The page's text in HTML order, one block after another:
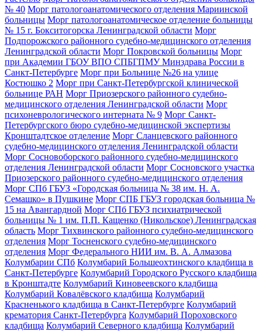
№ 40 Морг патологоанатомического отделения Мариинской
больницы Морг патологоанатомическое отделение больницы
№ 15 г. Бокситогорска Ленинградской области Морг
Подпорожского районного судебно-медицинского отделения
Ленинградской области Морг Покровской больницы Морг
при Академии ГБОУ ВПО СПБГПМУ Минздрава России в
Санкт-Петербурге Морг при Больнице №26 на улице
Костюшко 2 Морг при Санкт-Петербургской клинической
больнице РАН Морг Приозерского районного судебно-
медицинского отделения Ленинградской области Морг
психоневрологического интерната № 9 Морг Санкт-
Петербургского бюро судебно-медицинской экспертизы
Кронштадтское отделение Морг Сланцевского районного
судебно-медицинского отделения Ленинградской области
Морг Сосновоборского районного судебно-медицинского
отделения Ленинградской области Морг Сосновского участка
Приозерского районного судебно-медицинского отделения
Морг СПб ГБУЗ «Городская больница № 38 им. Н. А.
Семашко» в Пушкине Морг СПБ ГБУЗ городская больница №
15 на Авангардной Морг СПб ГБУЗ психиатрической
больницы № 1 им. П.П. Кащенко (Никольское) Ленинградская
область Морг Тихвинского районного судебно-медицинского
отделения Морг Тосненского судебно-медицинского
отделения Морг Федерального НИИ им. В. А. Алмазова
Колумбарии СПб Колумбарий Большеохтинского кладбища в
Санкт-Петербурге Колумбарий Городского Русского кладбища
в Кронштадте Колумбарий Киновеевского кладбища
Колумбарий Ковалёвского кладбища Колумбарий
Красненького кладбища в Санкт-Петербурге Колумбарий
крематория Cанкт-Петербурга Колумбарий Пороховского
кладбища Колумбарий Северного кладбища Колумбарий